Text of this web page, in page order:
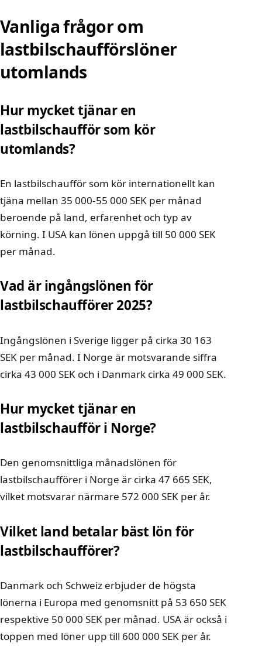
Vanliga frågor om
lastbilschaufförslöner
utomlands
Hur mycket tjänar en
lastbilschaufför som kör
utomlands?
En lastbilschaufför som kör internationellt kan
tjäna mellan 35 000-55 000 SEK per månad
beroende på land, erfarenhet och typ av
körning. I USA kan lönen uppgå till 50 000 SEK
per månad.
Vad är ingångslönen för
lastbilschaufförer 2025?
Ingångslönen i Sverige ligger på cirka 30 163
SEK per månad. I Norge är motsvarande siffra
cirka 43 000 SEK och i Danmark cirka 49 000 SEK.
Hur mycket tjänar en
lastbilschaufför i Norge?
Den genomsnittliga månadslönen för
lastbilschaufförer i Norge är cirka 47 665 SEK,
vilket motsvarar närmare 572 000 SEK per år.
Vilket land betalar bäst lön för
lastbilschaufförer?
Danmark och Schweiz erbjuder de högsta
lönerna i Europa med genomsnitt på 53 650 SEK
respektive 50 000 SEK per månad. USA är också i
toppen med löner upp till 600 000 SEK per år.